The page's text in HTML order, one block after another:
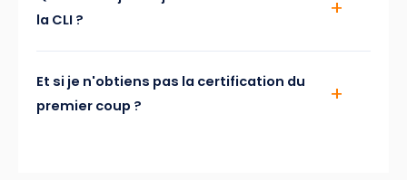
la CLI ?
Et si je n'obtiens pas la certification du
premier coup ?